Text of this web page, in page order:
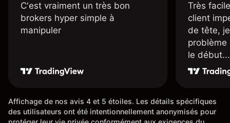
C'est vraiment un très bon
brokers hyper simple à
manipuler
Très
client
de tête,
problème
le début...
Affichage de nos avis 4 et 5 étoiles. Les détails spécifiques
des utilisateurs ont été intentionnellement anonymisés pour